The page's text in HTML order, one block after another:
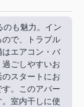
のも魅力。イン
で、トラブル
エアコン・バ
ごしやすいお
スタートにお
。このアパー
。室内干しに使